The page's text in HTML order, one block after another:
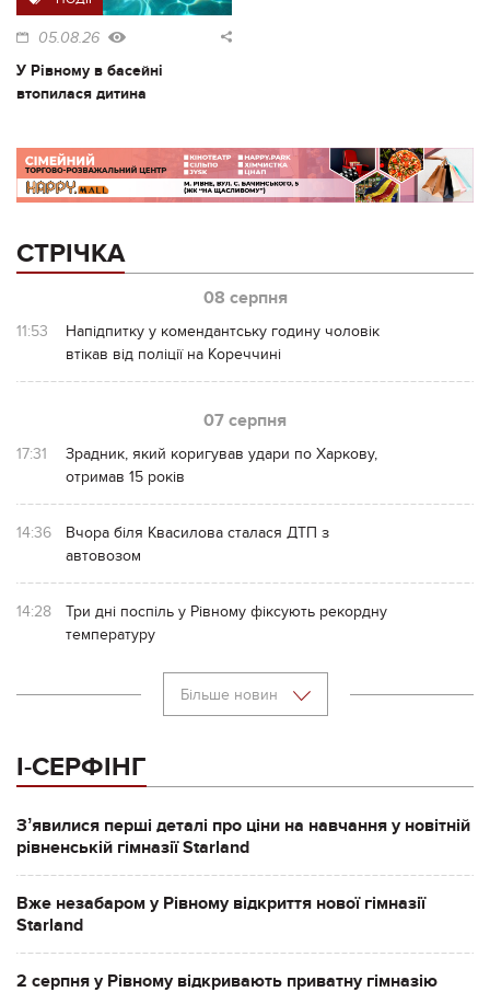
05.08.26
У Рівному в басейні
втопилася дитина
СТРІЧКА
08 серпня
11:53
Напідпитку у комендантську годину чоловік
втікав від поліції на Кореччині
07 серпня
17:31
Зрадник, який коригував удари по Харкову,
отримав 15 років
14:36
Вчора біля Квасилова сталася ДТП з
автовозом
14:28
Три дні поспіль у Рівному фіксують рекордну
температуру
Більше новин
І-СЕРФІНГ
Зʼявилися перші деталі про ціни на навчання у новітній
рівненській гімназії Starland
Вже незабаром у Рівному відкриття нової гімназії
Starland
2 серпня у Рівному відкривають приватну гімназію